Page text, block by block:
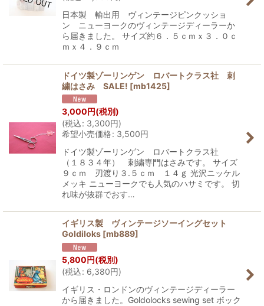
日本製 輸出用 ヴィンテージピンクッショ
ン ニューヨークのヴィンテージディーラーか
ら届きました。 サイズ約６．５ｃｍｘ３．０ｃ
ｍｘ４．９ｃｍ
ドイツ製ゾーリンゲン ロバートクラス社 刺
繍はさみ SALE! [mb1425]
3,000円(税別)
(税込: 3,300円)
希望小売価格: 3,500円
ドイツ製ゾーリンゲン ロバートクラス社
（１８３４年） 刺繍専門はさみです。 サイズ
９ｃｍ 刃渡り３.５ｃｍ １４ｇ 光沢ニッケル
メッキ ニューヨークでも人気のハサミです。 切
れ味が抜群でおす…
イギリス製 ヴィンテージソーイングセット
Goldiloks [mb889]
5,800円(税別)
(税込: 6,380円)
イギリス・ロンドンのヴィンテージディーラー
から届きました。Goldolocks sewing set ボック